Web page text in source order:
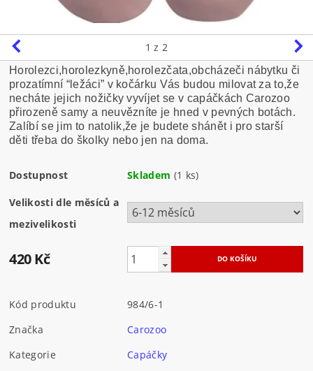
1 z 2
Horolezci,horolezkyně,horolezčata,obcházeči nábytku či
prozatímní “ležáci” v kočárku Vás budou milovat za to,že
necháte jejich nožičky vyvíjet se v capáčkách Carozoo
přirozeně samy a neuvězníte je hned v pevných botách.
Zalíbí se jim to natolik,že je budete shánět i pro starší
děti třeba do školky nebo jen na doma.
Dostupnost Skladem (1 ks)
Velikosti dle měsíců a
mezivelikosti
420 Kč
Kód produktu
984/6-1
Značka
Carozoo
Kategorie
Capáčky